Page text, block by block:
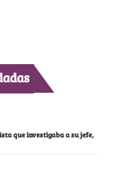
que investigaba a su jefe,